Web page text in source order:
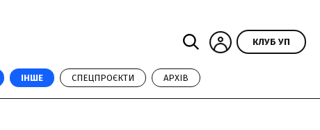
КЛУБ УП
ІНШЕ СПЕЦПРОЄКТИ АРХІВ